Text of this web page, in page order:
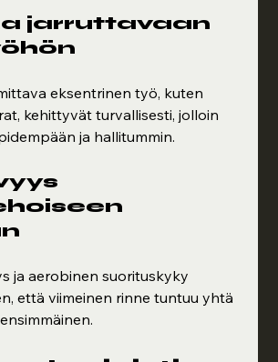
jarruttavaan
eksentrinen työ, kuten
kehittyvät turvallisesti, jolloin
ja hallitummin.
ja aerobinen suorituskyky
että viimeinen rinne tuntuu yhtä